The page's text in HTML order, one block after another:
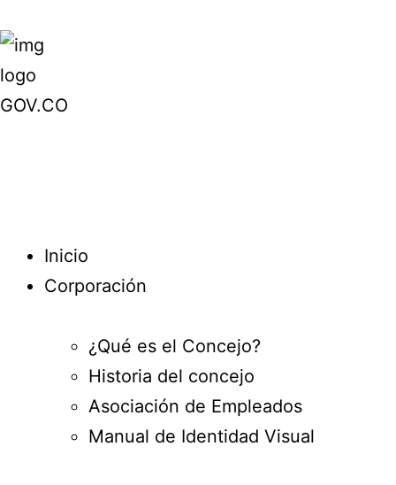
Inicio
Corporación
¿Qué es el Concejo?
Historia del concejo
Asociación de Empleados
Manual de Identidad Visual